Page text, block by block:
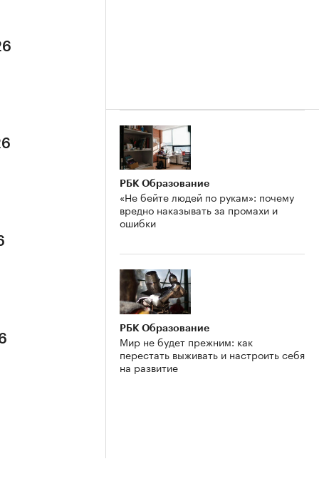
РБК Образование
«Не бейте людей по рукам»: почему
вредно наказывать за промахи и
ошибки
РБК Образование
Мир не будет прежним: как
перестать выживать и настроить себя
на развитие